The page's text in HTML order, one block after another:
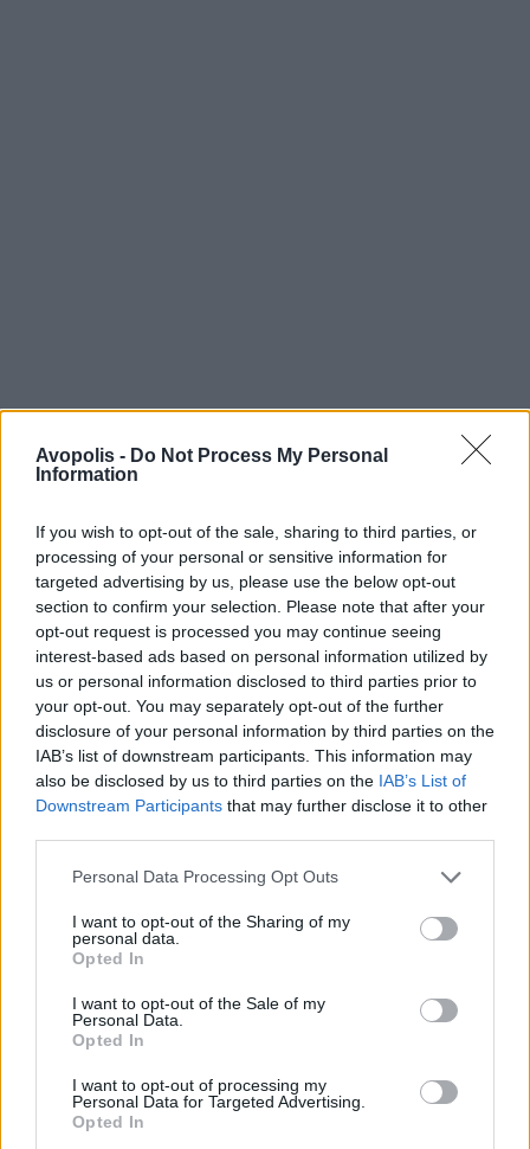
Avopolis - Do Not Process My Personal
Information
If you wish to opt-out of the sale, sharing to third parties, or
processing of your personal or sensitive information for
targeted advertising by us, please use the below opt-out
section to confirm your selection. Please note that after your
opt-out request is processed you may continue seeing
interest-based ads based on personal information utilized by
us or personal information disclosed to third parties prior to
your opt-out. You may separately opt-out of the further
disclosure of your personal information by third parties on the
IAB’s list of downstream participants. This information may
also be disclosed by us to third parties on the IAB’s List of
Downstream Participants that may further disclose it to other
Personal Data Processing Opt Outs
I want to opt-out of the Sharing of my
personal data.
Opted In
I want to opt-out of the Sale of my
Personal Data.
Opted In
I want to opt-out of processing my
Personal Data for Targeted Advertising.
Opted In